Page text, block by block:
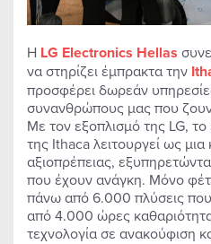
Η LG Electronics Hellas
να στηρίζει έμπρακτα την
προσφέρει δωρεάν
συνανθρώπους μας που
Με τον εξοπλισμό της LG,
της Ithaca λειτουργεί ως
αξιοπρέπειας,
που έχουν ανάγκη. Μόνο
πάνω από 6.000 πλύσεις
από 4.000 ώρες
τεχνολογία σε ανακούφιση